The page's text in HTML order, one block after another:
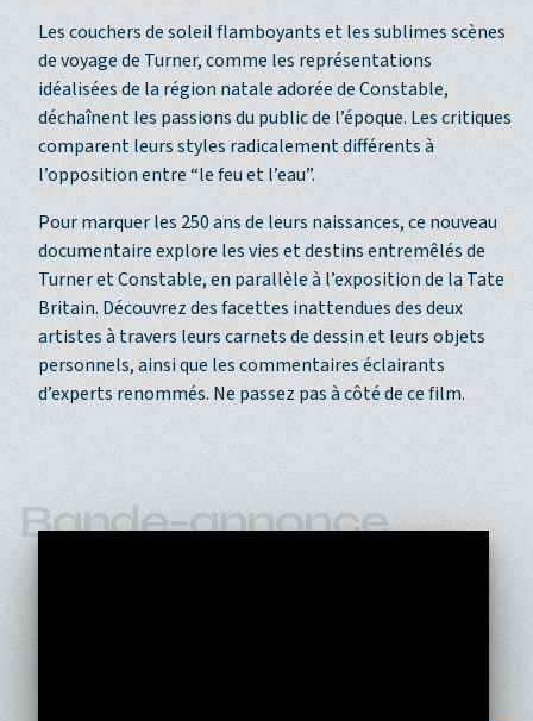
Les couchers de soleil flamboyants et les sublimes scènes
de voyage de Turner, comme les représentations
idéalisées de la région natale adorée de Constable,
déchaînent les passions du public de l’époque. Les critiques
comparent leurs styles radicalement différents à
l’opposition entre “le feu et l’eau”.
Pour marquer les 250 ans de leurs naissances, ce nouveau
documentaire explore les vies et destins entremêlés de
Turner et Constable, en parallèle à l’exposition de la Tate
Britain. Découvrez des facettes inattendues des deux
artistes à travers leurs carnets de dessin et leurs objets
personnels, ainsi que les commentaires éclairants
d’experts renommés. Ne passez pas à côté de ce film.
Bande-annonce